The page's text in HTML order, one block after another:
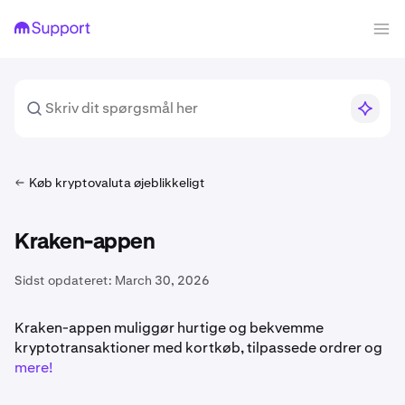
Køb kryptovaluta øjeblikkeligt
Kraken-appen
Sidst opdateret: March 30, 2026
Kraken-appen muliggør hurtige og bekvemme
kryptotransaktioner med kortkøb, tilpassede ordrer og
mere!